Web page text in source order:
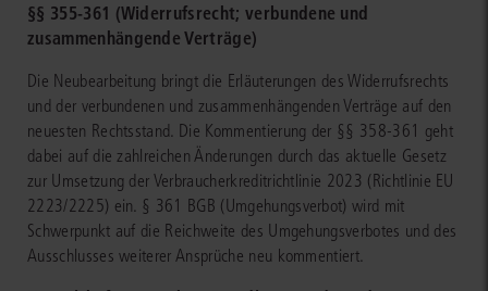
§§ 355-361 (Widerrufsrecht; verbundene und
zusammenhängende Verträge)
Die Neubearbeitung bringt die Erläuterungen des Widerrufsrechts
und der verbundenen und zusammenhängenden Verträge auf den
neuesten Rechtsstand. Die Kommentierung der §§ 358-361 geht
dabei auf die zahlreichen Änderungen durch das aktuelle Gesetz
zur Umsetzung der Verbraucherkreditrichtlinie 2023 (Richtlinie EU
2223/2225) ein. § 361 BGB (Umgehungsverbot) wird mit
Schwerpunkt auf die Reichweite des Umgehungsverbotes und des
Ausschlusses weiterer Ansprüche neu kommentiert.